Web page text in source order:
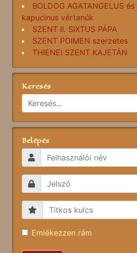
BOLDOG AGATANGELUS
kapucinus vértanúk
SZENT II. SIXTUS PÁPA
SZENT POIMEN szerzetes
THIENEI SZENT KAJETÁN
Keresés
Belépés
Emlékezzen rám